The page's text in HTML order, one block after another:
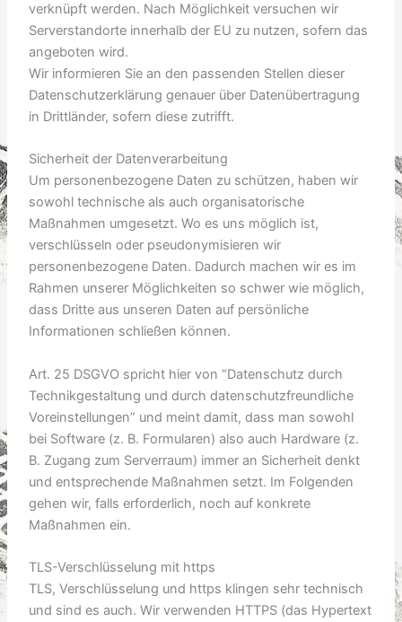
verknüpft werden. Nach Möglichkeit versuchen wir
Serverstandorte innerhalb der EU zu nutzen, sofern das
angeboten wird.
Wir informieren Sie an den passenden Stellen dieser
Datenschutzerklärung genauer über Datenübertragung
in Drittländer, sofern diese zutrifft.
Sicherheit der Datenverarbeitung
Um personenbezogene Daten zu schützen, haben wir
sowohl technische als auch organisatorische
Maßnahmen umgesetzt. Wo es uns möglich ist,
verschlüsseln oder pseudonymisieren wir
personenbezogene Daten. Dadurch machen wir es im
Rahmen unserer Möglichkeiten so schwer wie möglich,
dass Dritte aus unseren Daten auf persönliche
Informationen schließen können.
Art. 25 DSGVO spricht hier von “Datenschutz durch
Technikgestaltung und durch datenschutzfreundliche
Voreinstellungen” und meint damit, dass man sowohl
bei Software (z. B. Formularen) also auch Hardware (z.
B. Zugang zum Serverraum) immer an Sicherheit denkt
und entsprechende Maßnahmen setzt. Im Folgenden
gehen wir, falls erforderlich, noch auf konkrete
Maßnahmen ein.
TLS-Verschlüsselung mit https
TLS, Verschlüsselung und https klingen sehr technisch
und sind es auch. Wir verwenden HTTPS (das Hypertext